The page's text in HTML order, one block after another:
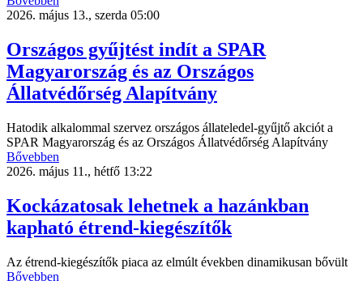
2026. május 13., szerda 05:00
Országos gyűjtést indít a SPAR
Magyarország és az Országos
Állatvédőrség Alapítvány
Hatodik alkalommal szervez országos állateledel-gyűjtő akciót a
SPAR Magyarország és az Országos Állatvédőrség Alapítvány
Bővebben
2026. május 11., hétfő 13:22
Kockázatosak lehetnek a hazánkban
kapható étrend-kiegészítők
Az étrend-kiegészítők piaca az elmúlt években dinamikusan bővült
Bővebben